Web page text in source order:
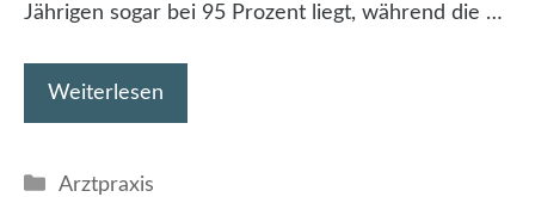
Jährigen sogar bei 95 Prozent liegt, während die …
Weiterlesen
Kategorien
Arztpraxis